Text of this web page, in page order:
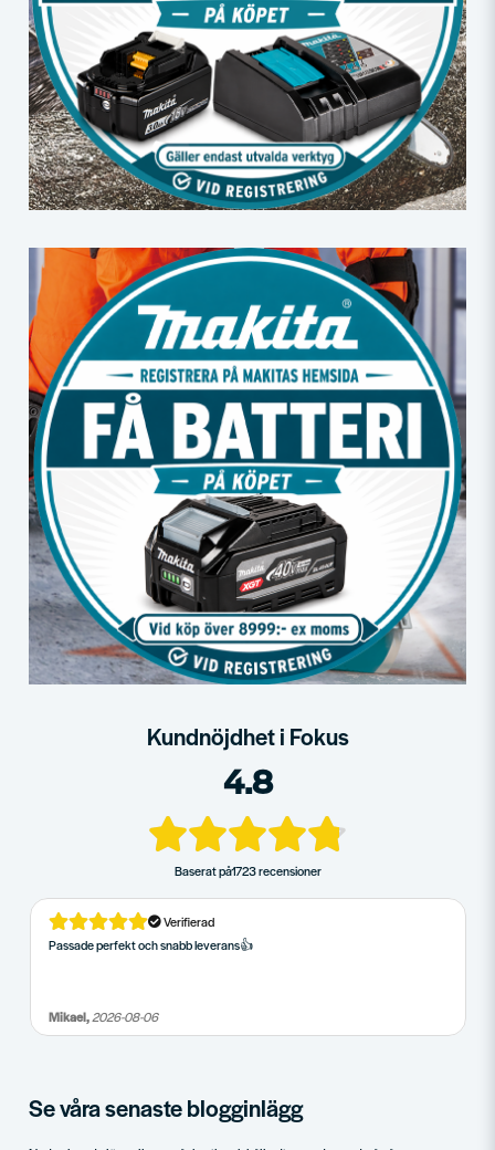
Kundnöjdhet i Fokus
4.8
Baserat på1723 recensioner
Verifierad
Passade perfekt och snabb leverans👍
Mikael,2026-08-06
Se våra senaste blogginlägg